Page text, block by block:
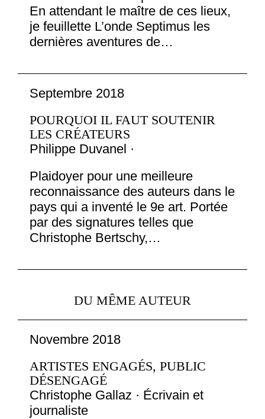
En attendant le maître de ces lieux,
je feuillette L’onde Septimus les
dernières aventures de…
Septembre 2018
POURQUOI IL FAUT SOUTENIR
LES CRÉATEURS
Philippe Duvanel ·
Plaidoyer pour une meilleure
reconnaissance des auteurs dans le
pays qui a inventé le 9e art. Portée
par des signatures telles que
Christophe Bertschy,…
DU MÊME AUTEUR
Novembre 2018
ARTISTES ENGAGÉS, PUBLIC
DÉSENGAGÉ
Christophe Gallaz · Écrivain et
journaliste